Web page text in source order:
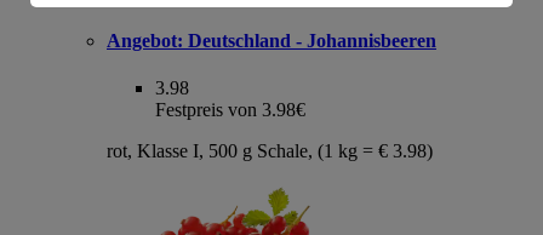
Angebot: Deutschland - Johannisbeeren
3.98
Festpreis von 3.98€
rot, Klasse I, 500 g Schale, (1 kg = € 3.98)
Informationen zum Herausgeber der Seite findest du
imImpressum